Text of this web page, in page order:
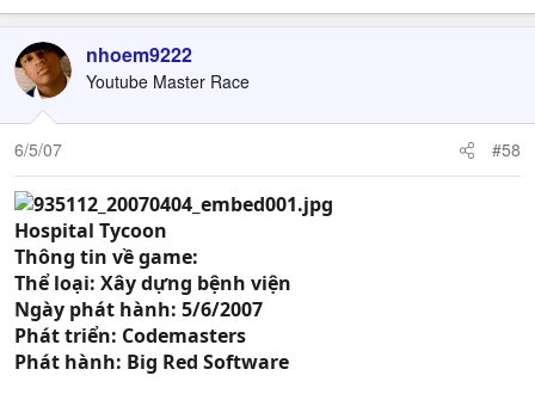
nhoem9222
Youtube Master Race
6/5/07 #58
Hospital Tycoon
Thông tin về game:
Thể loại: Xây dựng bệnh viện
Ngày phát hành: 5/6/2007
Phát triển: Codemasters
Phát hành: Big Red Software